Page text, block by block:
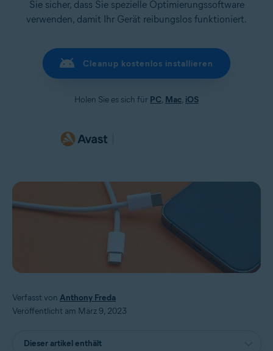
Sie sicher, dass Sie spezielle Optimierungssoftware
verwenden, damit Ihr Gerät reibungslos funktioniert.
Cleanup kostenlos installieren
Holen Sie es sich für PC, Mac, iOS
Verfasst von Anthony Freda
Veröffentlicht am März 9, 2023
Dieser artikel enthält